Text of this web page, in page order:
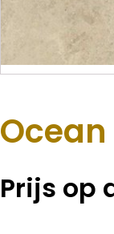
Prijs op